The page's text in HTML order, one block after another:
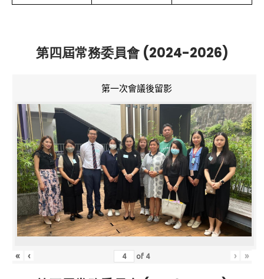
第四屆常務委員會 (2024-2026)
第一次會議後留影
« ‹ of 4 › »